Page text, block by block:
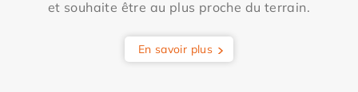
et souhaite être au plus proche du terrain.
En savoir plus